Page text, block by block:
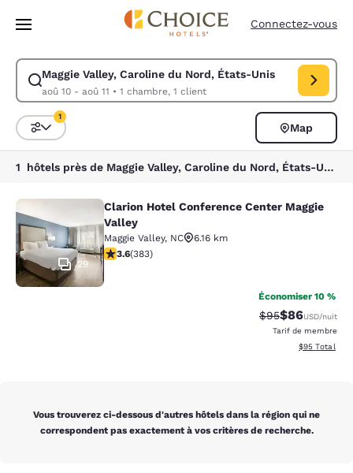
Passer à Contenu Principal
Connectez-vous
Maggie Valley, Caroline du Nord, États-Unis
aoû 10 - aoû 11 • 1 chambre, 1 client
Modifiez la recherche pour Maggie Valley, Caroline du Nord, États-
Trier et filtrer
1
Map
1 hôtels près de Maggie Valley, Caroline du Nord, États-Unis correspondant à vos filtres
Clarion Hotel Conference Center
29
Clarion Hotel Conference Center Maggie
Valley
Maggie Valley, NC
6.16 km
3.6 étoiles. Bien. 383 commentaires
3.6(383)
Économiser 10 %
Tarif barré :
$95Tarif réduit :
$86USD/nuit
Tarif de membre
Afficher les
$95 Total
Vous trouverez ci-dessous d'autres hôtels dans la région qui ne
correspondent pas exactement à vos critères de recherche.